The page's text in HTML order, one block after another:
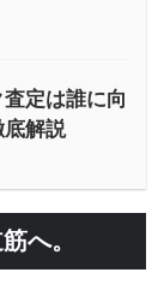
定は誰に向
底解説
へ。